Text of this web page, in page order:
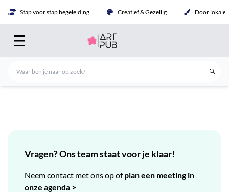
Stap voor stap begeleiding Creatief & Gezellig Door lokale
Vragen? Ons team staat voor je klaar!
Neem contact met ons op ofplan een meeting in
onze agenda >